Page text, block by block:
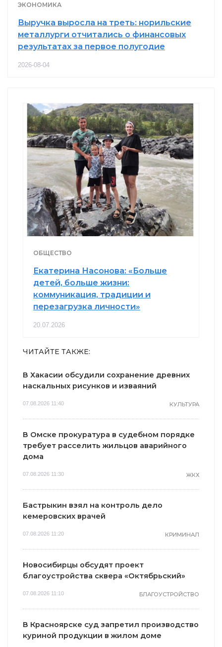
ЭКОНОМИКА
Выручка выросла на треть: норильские
металлурги отчитались о финансовых
результатах за первое полугодие
2026-08-04
ОБЩЕСТВО
Екатерина Насонова: «Больше
детей, больше жизни:
коммуникация, традиции и
перезагрузка личности»
20.07.2026
ЧИТАЙТЕ ТАКЖЕ:
В Хакасии обсудили сохранение древних
наскальных рисунков и изваяний
07.08.2026 11:40 КУЛЬТУРА
В Омске прокуратура в судебном порядке
требует расселить жильцов аварийного
дома
07.08.2026 11:30 ЖКХ
Бастрыкин взял на контроль дело
кемеровских врачей
07.08.2026 11:20 КРИМИНАЛ
Новосибирцы обсудят проект
благоустройства сквера «Октябрьский»
07.08.2026 11:10 БЛАГОУСТРОЙСТВО
В Красноярске суд запретил производство
куриной продукции в жилом доме